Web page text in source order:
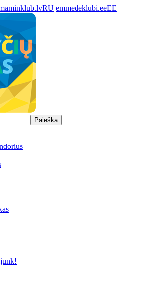
RU emmedeklubi.eeEE
Paieška